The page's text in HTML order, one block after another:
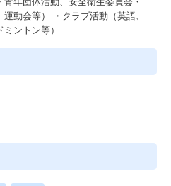
動会等） ・クラブ活動（英語、
ントン等）